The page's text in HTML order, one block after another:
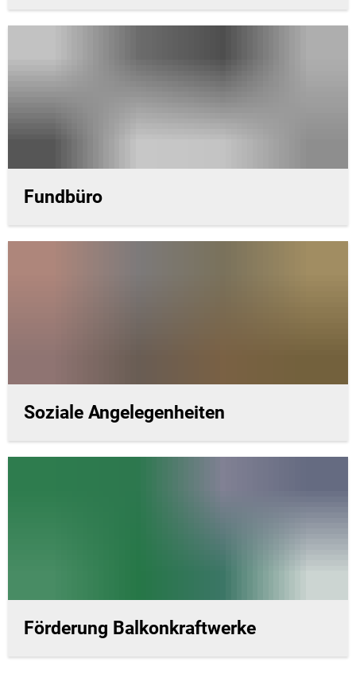
Fundbüro
Soziale Angelegenheiten
Förderung Balkonkraftwerke